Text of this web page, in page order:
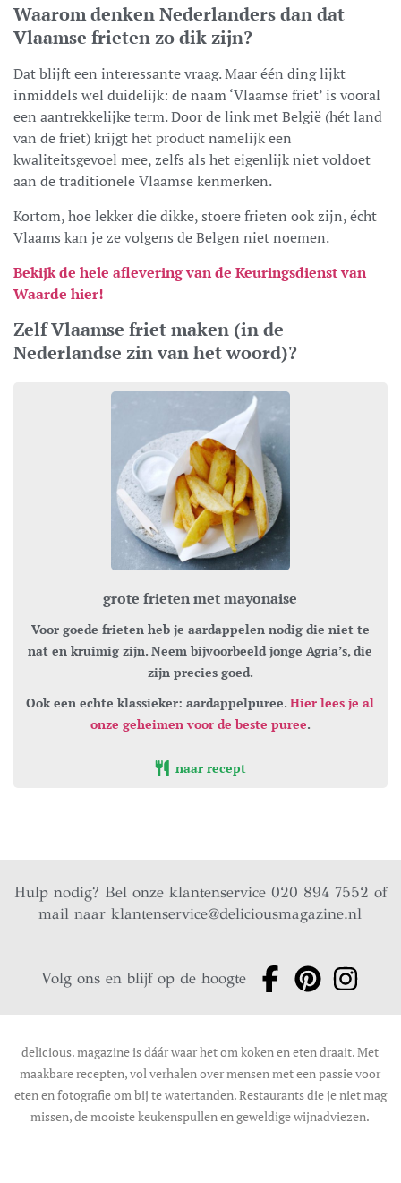
Waarom denken Nederlanders dan dat
Vlaamse frieten zo dik zijn?
Dat blijft een interessante vraag. Maar één ding lijkt
inmiddels wel duidelijk: de naam ‘Vlaamse friet’ is vooral
een aantrekkelijke term. Door de link met België (hét land
van de friet) krijgt het product namelijk een
kwaliteitsgevoel mee, zelfs als het eigenlijk niet voldoet
aan de traditionele Vlaamse kenmerken.
Kortom, hoe lekker die dikke, stoere frieten ook zijn, écht
Vlaams kan je ze volgens de Belgen niet noemen.
Bekijk de hele aflevering van de Keuringsdienst van
Waarde hier!
Zelf Vlaamse friet maken (in de
Nederlandse zin van het woord)?
grote frieten met mayonaise
Voor goede frieten heb je aardappelen nodig die niet te
nat en kruimig zijn. Neem bijvoorbeeld jonge Agria’s, die
zijn precies goed.
Ook een echte klassieker: aardappelpuree.Hier lees je al
onze geheimen voor de beste puree.
naar recept
Hulp nodig? Bel onze klantenservice 020 894 7552 of
mail naarklantenservice@deliciousmagazine.nl
Volg ons en blijf op de hoogte
delicious. magazine is dáár waar het om koken en eten draait. Met
maakbare recepten, vol verhalen over mensen met een passie voor
eten en fotografie om bij te watertanden. Restaurants die je niet mag
missen, de mooiste keukenspullen en geweldige wijnadviezen.